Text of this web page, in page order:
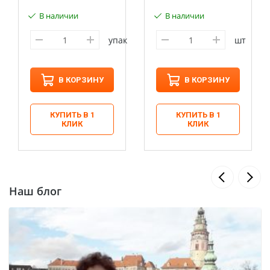
В наличии
упак
В КОРЗИНУ
КУПИТЬ В 1
КЛИК
В наличии
шт
В КОРЗИНУ
КУПИТЬ В 1
КЛИК
Наш блог